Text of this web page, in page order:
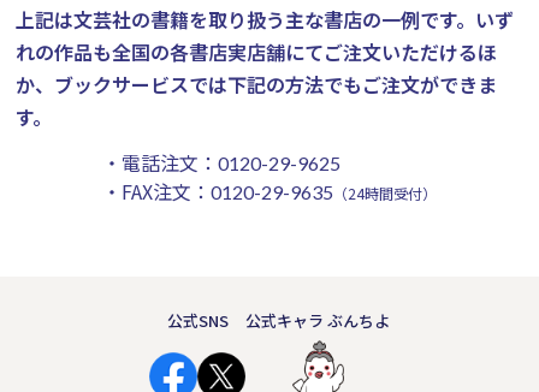
上記は文芸社の書籍を取り扱う主な書店の一例です。 いず
れの作品も全国の各書店実店舗にてご注文いただけるほ
か、ブックサービスでは下記の方法でもご注文ができま
す。
・電話注文： 0120-29-9625
・FAX注文： 0120-29-9635 （24時間受付）
公式SNS 公式キャラ ぶんちよ